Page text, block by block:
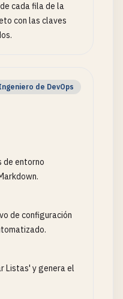
cada fila de la
con las claves
de DevOps
de entorno
de configuración
Listas' y genera el